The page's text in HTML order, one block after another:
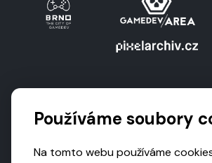
Používáme soubory
Na tomto webu používáme